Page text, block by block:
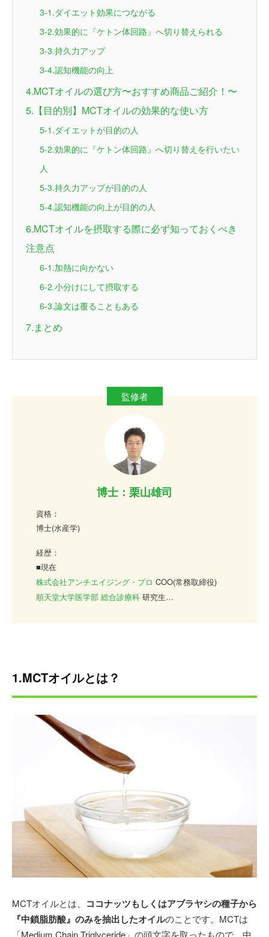
3-1.ダイエット効果につながる
3-2.効果的に『ケトン体回路』へ切り替えられる
3-3.持久力アップ
3-4.認知機能の向上
4.MCTオイルの選び方〜おすすめ商品ご紹介！〜
5.【目的別】MCTオイルの効果的な使い方
5-1.ダイエットが目的の人
5-2.効果的に『ケトン体回路』へ切り替えを行いたい
人
5-3.持久力アップが目的の人
5-4.認知機能の向上が目的の人
6.MCTオイルを摂取する際に必ず知っておくべき
注意点
6-1.加熱に向かない
6-2.小分けにして摂取する
6-3.論文は覆ることもある
7.まとめ
博士：栗山雄司
資格：
博士(水産学)
経歴：
■現在
株式会社アンチエイジング・プロ COO(常務取締役)
順天堂大学医学部 総合診療科 研究生
て、今も世界で大注目されているマイクロプラスチック
など海洋プラスチックの研究で博士号を取得。
その後、化粧品会社（現顧問先）の臨床試験・学術担当
として、健康食品・化粧品の業界へ飛び込む。世界中か
ら優れた機能性食品原料を輸入し、大手企業を始めとし
た様々な企業に原料供給しつつ、国内で数多くの原料の
市場開拓を行う。赤ワイン由来レスベラトロールが市場
開拓した素材の代表例。
株式会社アンチエイジング・プロ
し、レスベラトロールやジオスゲニンのトップ原料メー
カーとして、現在も様々なオンリーワン原料を供給し続
けている。また、大学や医療機関と連携しながらヒト臨
床試験なども実施し、継続的に原料の研究開発に勤しん
でいる。
1.MCTオイルとは？
MCTオイルとは、 ココナッツもしくはアブラヤシの種子から
『中鎖脂肪酸』のみを抽出したオイルのことです。MCTは